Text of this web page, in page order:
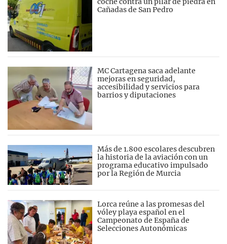
Cañadas de San Pedro
MC Cartagena saca adelante
mejoras en seguridad,
accesibilidad y servicios para
barrios y diputaciones
Más de 1.800 escolares descubren
la historia de la aviación con un
programa educativo impulsado
por la Región de Murcia
Lorca reúne a las promesas del
vóley playa español en el
Campeonato de España de
Selecciones Autonómicas